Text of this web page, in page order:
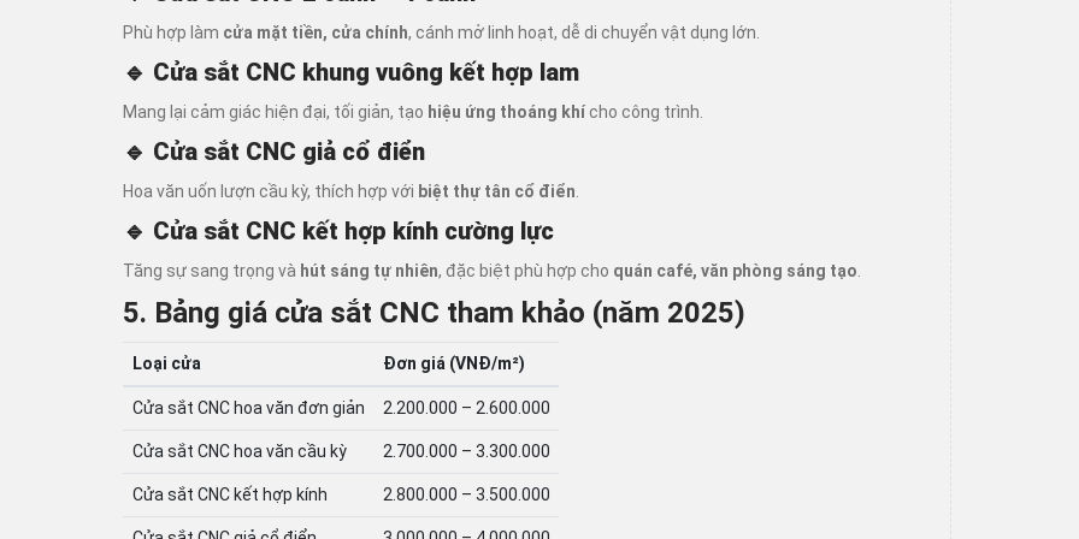
Phù hợp làm cửa mặt tiền, cửa chính, cánh mở linh hoạt, dễ di chuyển vật dụng lớn.
🔹 Cửa sắt CNC khung vuông kết hợp lam
Mang lại cảm giác hiện đại, tối giản, tạo hiệu ứng thoáng khí cho công trình.
🔹 Cửa sắt CNC giả cổ điển
Hoa văn uốn lượn cầu kỳ, thích hợp với biệt thự tân cổ điển
🔹 Cửa sắt CNC kết hợp kính cường lực
Tăng sự sang trọng và hút sáng tự nhiên, đặc biệt phù hợp cho quán café, văn phòng sáng tạo
5. Bảng giá cửa sắt CNC tham khảo (năm 2025)
Loại cửa Đơn giá (VNĐ/m²)
Cửa sắt CNC hoa văn đơn giản 2.200.000 – 2.600.000
Cửa sắt CNC hoa văn cầu kỳ 2.700.000 – 3.300.000
Cửa sắt CNC kết hợp kính 2.800.000 – 3.500.000